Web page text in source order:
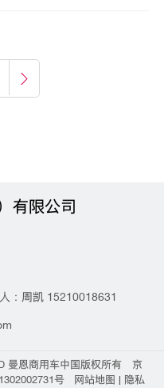

有限公司
：周凯 15210018631
曼恩商用车中国版权所有
京
号 网站地图 | 隐私